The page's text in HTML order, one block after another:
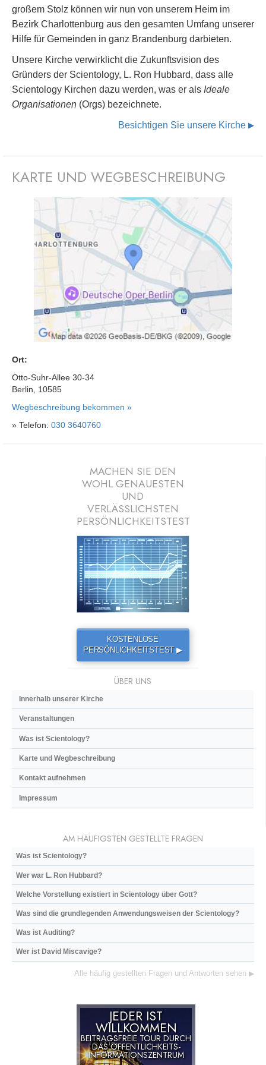
großem Stolz können wir nun von unserem Heim im
Bezirk Charlottenburg aus den gesamten Umfang unserer
Hilfe für Gemeinden in ganz Brandenburg darbieten.
Unsere Kirche verwirklicht die Zukunftsvision des
Gründers der Scientology, L. Ron Hubbard, dass alle
Scientology Kirchen dazu werden, was er als Ideale
Organisationen (Orgs) bezeichnete.
Besichtigen Sie unsere Kirche ▶
KARTE UND WEGBESCHREIBUNG
Ort:
Otto-Suhr-Allee 30-34
Berlin, 10585
Wegbeschreibung bekommen »
» Telefon: 030 3640760
MACHEN SIE DEN
WOHL GENAUESTEN
UND
VERLÄSSLICHSTEN
PERSÖNLICHKEITSTEST
KOSTENLOSE
PERSÖNLICHKEITSTEST ▶
ÜBER UNS
Innerhalb unserer Kirche
Veranstaltungen
Was ist Scientology?
Karte und Wegbeschreibung
Kontakt aufnehmen
Impressum
AM HÄUFIGSTEN GESTELLTE FRAGEN
Was ist Scientology?
Wer war L. Ron Hubbard?
Welche Vorstellung existiert in Scientology über Gott?
Was sind die grundlegenden Anwendungsweisen der Scientology?
Was ist Auditing?
Wer ist David Miscavige?
Alle häufig gestellten Fragen und Antworten sehen ▶
JEDER IST
WILLKOMMEN
BEITRAGSFREIE TOUR DURCH
DAS ÖFFENTLICHKEITS-
INFORMATIONSZENTRUM